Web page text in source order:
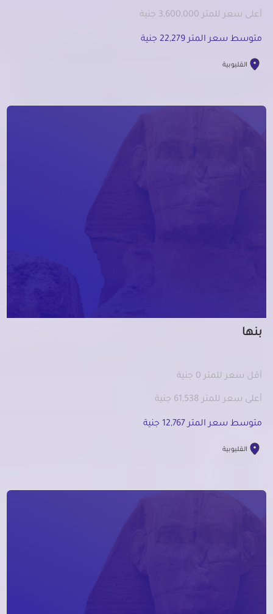
أعلى سعر للمتر 3,600,000 جنية
متوسط سعر المتر 22,279 جنية
القليوبية
بنها
أقل سعر للمتر 0 جنية
أعلى سعر للمتر 61,538 جنية
متوسط سعر المتر 12,767 جنية
القليوبية